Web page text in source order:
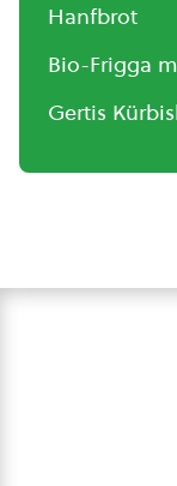
Hanfbrot
Bio-Frigga
Gertis